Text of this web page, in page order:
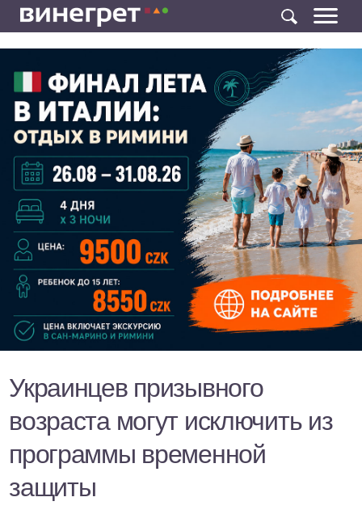
Украинцев призывного
возраста могут исключить из
программы временной
защиты